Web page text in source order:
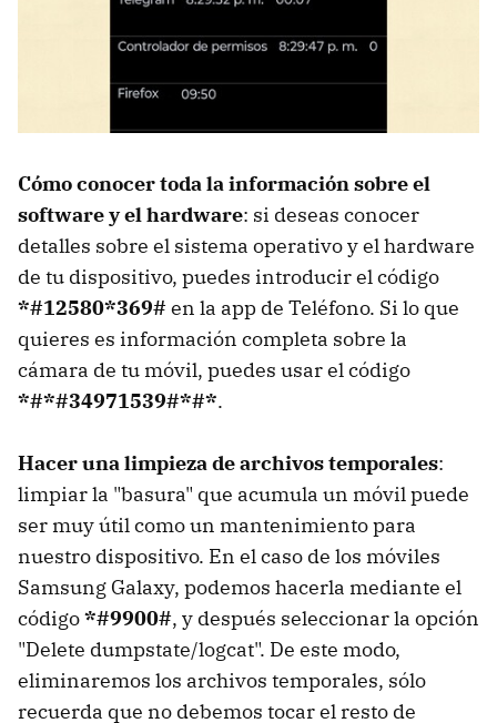
Cómo conocer toda la información sobre el
software y el hardware: si deseas conocer
detalles sobre el sistema operativo y el hardware
de tu dispositivo, puedes introducir el código
*#12580*369#en la app de Teléfono. Si lo que
quieres es información completa sobre la
cámara de tu móvil, puedes usar el código
*#*#34971539#*#*.
Hacer una limpieza de archivos temporales:
limpiar la "basura" que acumula un móvil puede
ser muy útil como un mantenimiento para
nuestro dispositivo. En el caso de los móviles
Samsung Galaxy, podemos hacerla mediante el
código*#9900#, y después seleccionar la opción
"Delete dumpstate/logcat". De este modo,
eliminaremos los archivos temporales, sólo
recuerda que no debemos tocar el resto de